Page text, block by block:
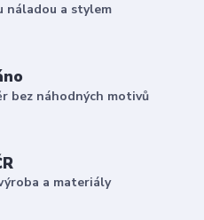
náladou a stylem
bez náhodných motivů
a materiály